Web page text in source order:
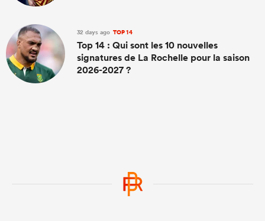
32 days ago TOP 14
Top 14 : Qui sont les 10 nouvelles
signatures de La Rochelle pour la saison
2026-2027 ?